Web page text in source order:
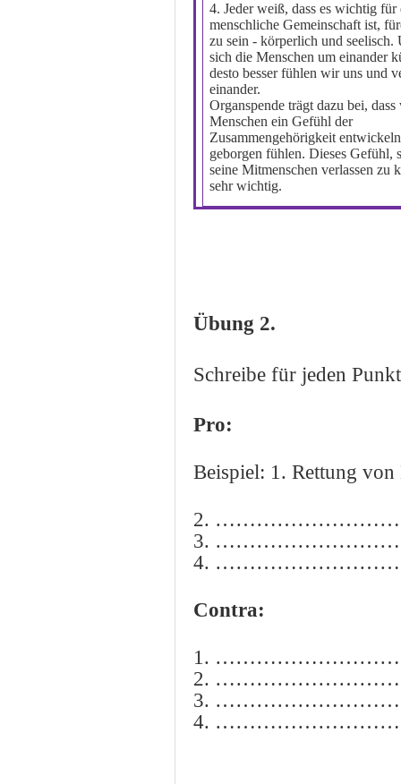
4. Jeder weiß, dass es wichtig für
menschliche Gemeinschaft ist,
zu sein - körperlich und seelisch.
sich die Menschen um einander
desto besser fühlen wir uns und
einander.
Organspende trägt dazu bei,
Menschen ein Gefühl der
Zusammengehörigkeit
geborgen fühlen. Dieses Gefühl,
seine Mitmenschen verlassen zu
sehr wichtig.
Übung 2.
Schreibe für jeden
Pro:
Beispiel: 1. Rettung von
2.
3.
4.
Contra:
1.
2.
3.
4.